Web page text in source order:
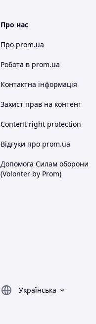
Про нас
Про prom.ua
Робота в prom.ua
Контактна інформація
Захист прав на контент
Content right protection
Відгуки про prom.ua
Допомога Силам оборони
(Volonter by Prom)
Українська